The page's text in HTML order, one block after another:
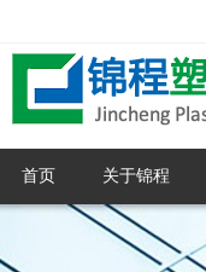
首页 关于锦程